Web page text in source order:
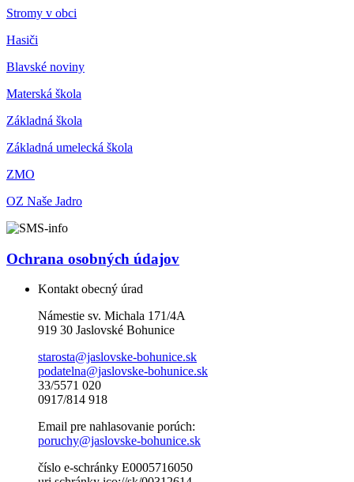
Stromy v obci
Hasiči
Blavské noviny
Materská škola
Základná škola
Základná umelecká škola
ZMO
OZ Naše Jadro
Ochrana osobných údajov
Kontakt obecný úrad
Námestie sv. Michala 171/4A
919 30 Jaslovské Bohunice
starosta@jaslovske-bohunice.sk
podatelna@jaslovske-bohunice.sk
33/5571 020
0917/814 918
Email pre nahlasovanie porúch:
poruchy@jaslovske-bohunice.sk
číslo e-schránky E0005716050